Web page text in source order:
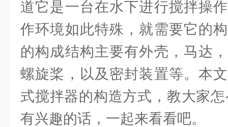
道它是一台在水下进行搅拌操
作环境如此特殊，就需要它的
的构成结构主要有外壳，马达
螺旋桨，以及密封装置等。本
式搅拌器的构造方式，教大家
有兴趣的话，一起来看看吧。